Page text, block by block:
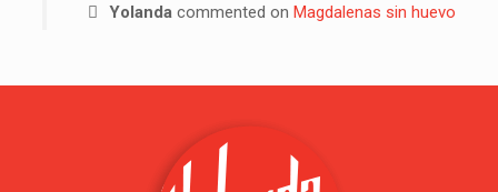
Yolanda commented on Magdalenas sin huevo